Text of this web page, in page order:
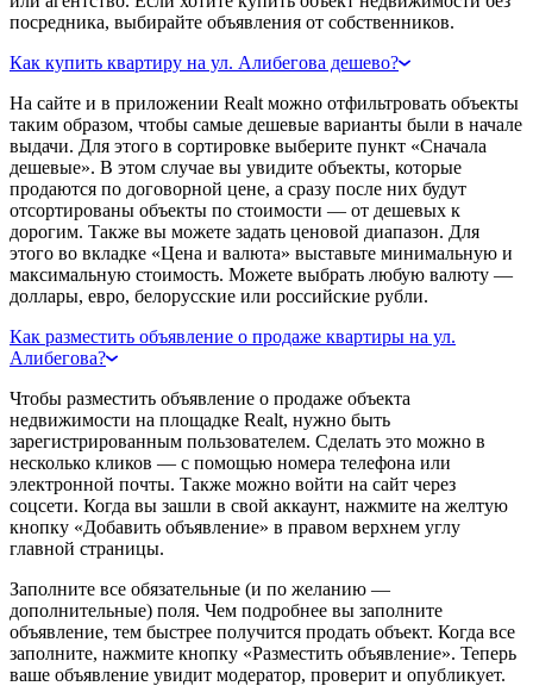
посредника, выбирайте объявления от собственников.
Как купить квартиру на ул. Алибегова дешево?
На сайте и в приложении Realt можно отфильтровать объекты
таким образом, чтобы самые дешевые варианты были в начале
выдачи. Для этого в сортировке выберите пункт «Сначала
дешевые». В этом случае вы увидите объекты, которые
продаются по договорной цене, а сразу после них будут
отсортированы объекты по стоимости — от дешевых к
дорогим. Также вы можете задать ценовой диапазон. Для
этого во вкладке «Цена и валюта» выставьте минимальную и
максимальную стоимость. Можете выбрать любую валюту —
доллары, евро, белорусские или российские рубли.
Как разместить объявление о продаже квартиры на ул.
Алибегова?
Чтобы разместить объявление о продаже объекта
недвижимости на площадке Realt, нужно быть
зарегистрированным пользователем. Сделать это можно в
несколько кликов — с помощью номера телефона или
электронной почты. Также можно войти на сайт через
соцсети. Когда вы зашли в свой аккаунт, нажмите на желтую
кнопку «Добавить объявление» в правом верхнем углу
главной страницы.
Заполните все обязательные (и по желанию —
дополнительные) поля. Чем подробнее вы заполните
объявление, тем быстрее получится продать объект. Когда все
заполните, нажмите кнопку «Разместить объявление». Теперь
ваше объявление увидит модератор, проверит и опубликует.